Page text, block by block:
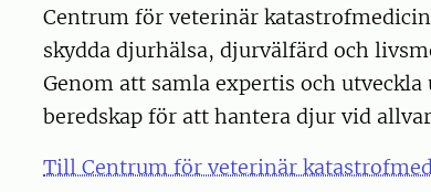
Centrum för veterinär
skydda djurhälsa, djurvälfärd och
Genom att samla expertis och
beredskap för att hantera djur vid
Till Centrum för veterinär